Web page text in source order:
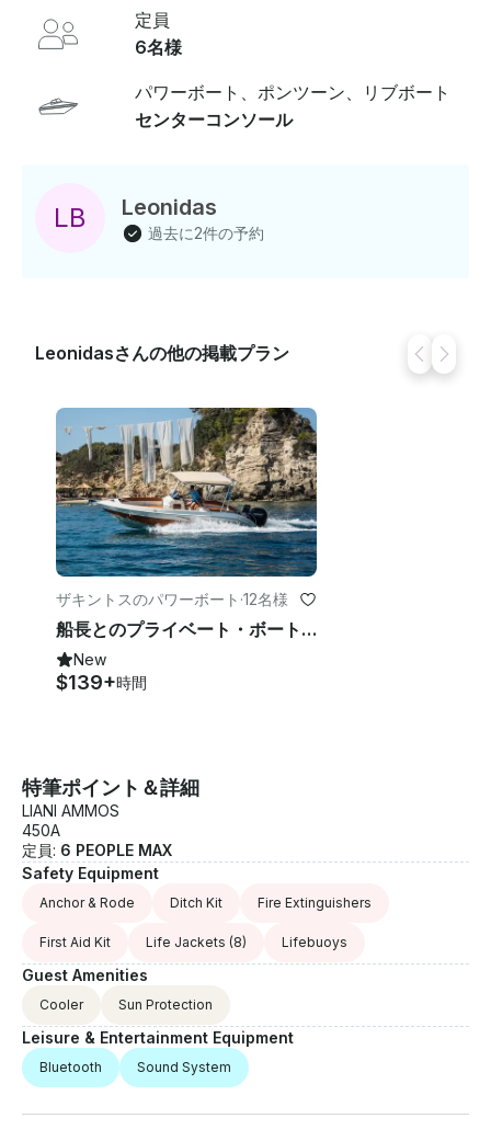
スキッパーが必要な場合は、1時間あたり10ユーロの追加
料金がかかります。 飲み物を冷たく保つためのアイスボ
ックス、ライフジャケット、音楽用のBluetoothを提供
しています。お客様の安全のため、常にお客様を追跡す
るGPSシステムを用意しています 。このモーターボート
は、島の景色を眺めるのに絶好の機会です。この旅で
必要ありません！私たちが提供するトレーニングコー
ス、アドバイス、ヒントを参考にして、最高の体験をし
定員
6名様
パワーボート、ポンツーン、リブボート
センターコンソール
LB Leonidas
過去に2件の予約
Leonidasさんの他の掲載プラン
ザキントスのパワーボート ·12名様
船長とのプライベート・ボート・アドベンチャー：シップレック、ケリの洞窟、隠れた宝石
New
$139+時間
特筆ポイント＆詳細
LIANI AMMOS
450A
定員: 6 PEOPLE MAX
Safety Equipment
Anchor & Rode Ditch Kit Fire Extinguishers
First Aid Kit Life Jackets (8) Lifebuoys
Guest Amenities
Cooler Sun Protection
Leisure & Entertainment Equipment
Bluetooth Sound System